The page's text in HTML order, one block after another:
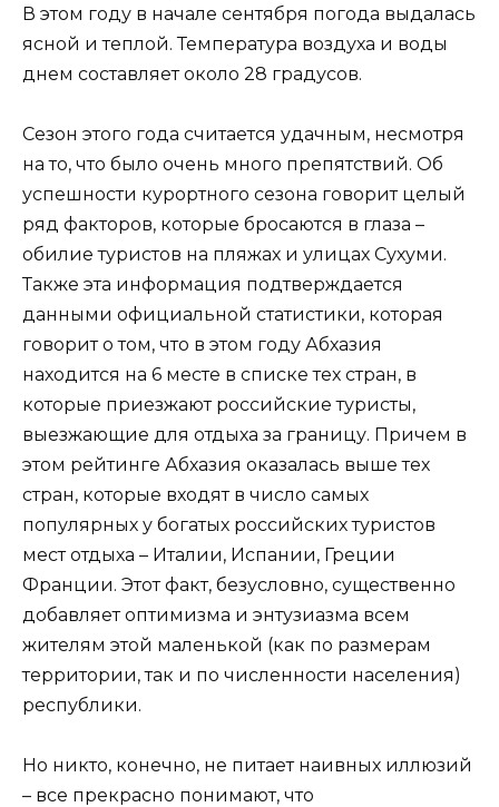
В этом году в начале сентября погода выдалась
ясной и теплой. Температура воздуха и воды
днем составляет около 28 градусов.
Сезон этого года считается удачным, несмотря
на то, что было очень много препятствий. Об
успешности курортного сезона говорит целый
ряд факторов, которые бросаются в глаза –
обилие туристов на пляжах и улицах Сухуми.
Также эта информация подтверждается
данными официальной статистики, которая
говорит о том, что в этом году Абхазия
находится на 6 месте в списке тех стран, в
которые приезжают российские туристы,
выезжающие для отдыха за границу. Причем в
этом рейтинге Абхазия оказалась выше тех
стран, которые входят в число самых
популярных у богатых российских туристов
мест отдыха – Италии, Испании, Греции
Франции. Этот факт, безусловно, существенно
добавляет оптимизма и энтузиазма всем
жителям этой маленькой (как по размерам
территории, так и по численности населения)
республики.
Но никто, конечно, не питает наивных иллюзий
– все прекрасно понимают, что